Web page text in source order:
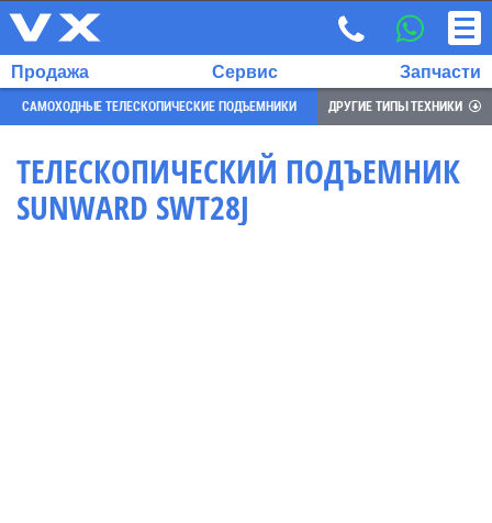
ВЫБРАННЫЙ
Продажа Сервис Запчасти
САМОХОДНЫЕ ТЕЛЕСКОПИЧЕСКИЕ ПОДЪЕМНИКИ ДРУГИЕ ТИПЫ ТЕХНИКИ
ТЕЛЕСКОПИЧЕСКИЙ ПОДЪЕМНИК
SUNWARD SWT28J